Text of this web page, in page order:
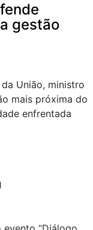
gestão
União, ministro
mais próxima do
enfrentada